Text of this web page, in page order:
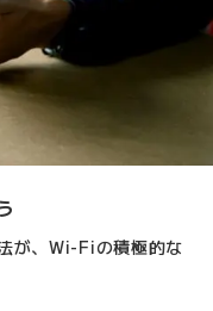
が、Wi-Fiの積極的な